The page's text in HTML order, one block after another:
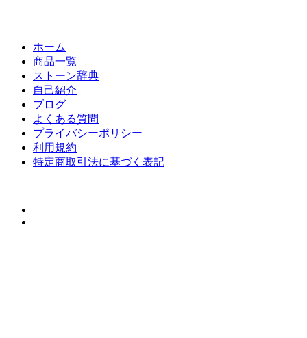
ホーム
商品一覧
ストーン辞典
自己紹介
ブログ
よくある質問
プライバシーポリシー
利用規約
特定商取引法に基づく表記